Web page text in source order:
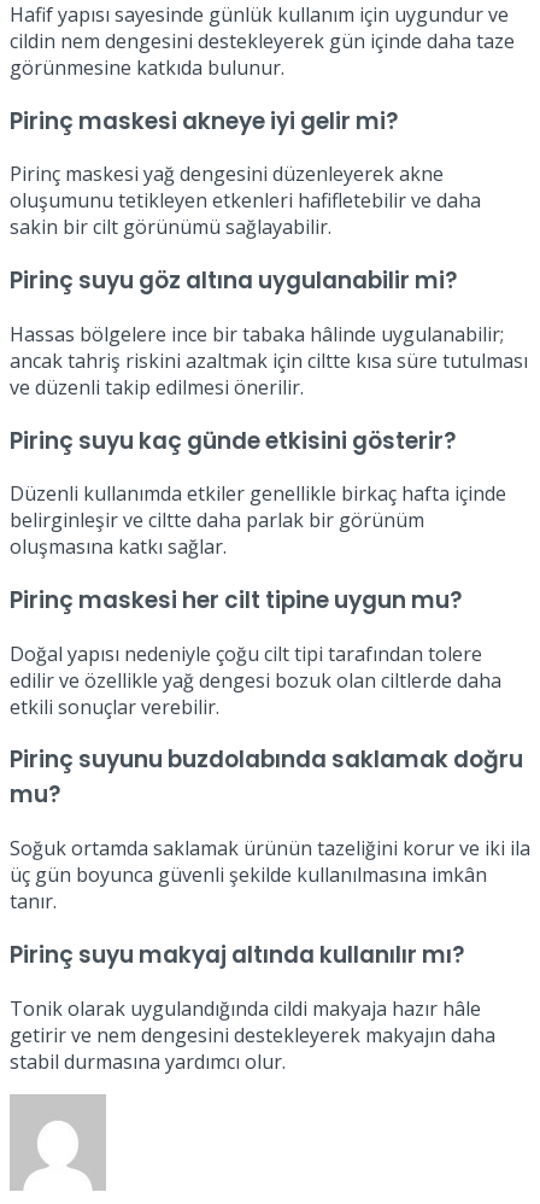
Hafif yapısı sayesinde günlük kullanım için uygundur ve
cildin nem dengesini destekleyerek gün içinde daha taze
görünmesine katkıda bulunur.
Pirinç maskesi akneye iyi gelir mi?
Pirinç maskesi yağ dengesini düzenleyerek akne
oluşumunu tetikleyen etkenleri hafifletebilir ve daha
sakin bir cilt görünümü sağlayabilir.
Pirinç suyu göz altına uygulanabilir mi?
Hassas bölgelere ince bir tabaka hâlinde uygulanabilir;
ancak tahriş riskini azaltmak için ciltte kısa süre tutulması
ve düzenli takip edilmesi önerilir.
Pirinç suyu kaç günde etkisini gösterir?
Düzenli kullanımda etkiler genellikle birkaç hafta içinde
belirginleşir ve ciltte daha parlak bir görünüm
oluşmasına katkı sağlar.
Pirinç maskesi her cilt tipine uygun mu?
Doğal yapısı nedeniyle çoğu cilt tipi tarafından tolere
edilir ve özellikle yağ dengesi bozuk olan ciltlerde daha
etkili sonuçlar verebilir.
Pirinç suyunu buzdolabında saklamak doğru
mu?
Soğuk ortamda saklamak ürünün tazeliğini korur ve iki ila
üç gün boyunca güvenli şekilde kullanılmasına imkân
tanır.
Pirinç suyu makyaj altında kullanılır mı?
Tonik olarak uygulandığında cildi makyaja hazır hâle
getirir ve nem dengesini destekleyerek makyajın daha
stabil durmasına yardımcı olur.